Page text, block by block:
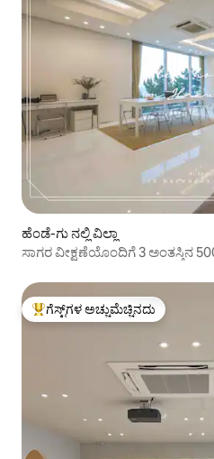
ಹೆಂಡೆ-ಗು ನಲ್ಲಿ ವಿಲ್ಲಾ
ಸಾಗರ ವೀಕ್ಷಣೆಯೊಂದಿಗೆ 3 ಅಂತಸ್ತಿನ
ಗೆಸ್ಟ್‌ಗಳಿಗೆ ಅತಿ ಹೆಚ್ಚು ಅಚ್ಚುಮೆಚ್ಚಿನದು
ಗೆಸ್ಟ್‌ಗಳ ಅಚ್ಚುಮೆಚ್ಚಿನದು